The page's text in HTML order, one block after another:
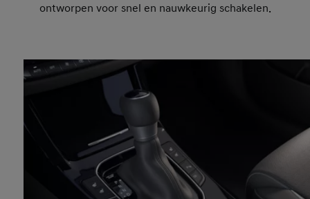
ontworpen voor snel en nauwkeurig schakelen.